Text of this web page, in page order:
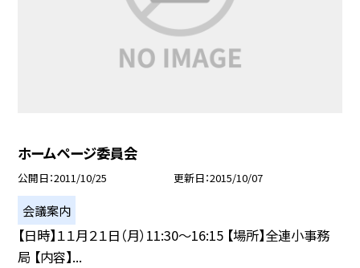
ホームページ委員会
公開日 2011/10/25 更新日 2015/10/07
会議案内
【日時】１１月２１日（月）11:30〜16:15 【場所】全連小事務
局 【内容】...